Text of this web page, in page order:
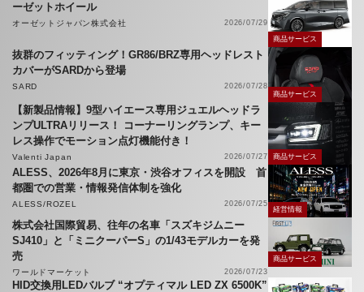
ーゼットホイール
オーゼットジャパン株式会社
2026/07/29
商品サービス
抜群のフィッティング！GR86/BRZ専用ヘッドレスト
カバーがSARDから登場
SARD
2026/07/28
商品サービス
【新製品情報】9型ハイエース専用ジュエルヘッドラ
ンプULTRAリリース！ コーナーリングランプ、キー
レス操作でモーション点灯機能付き！
Valenti Japan 2026/07/27 商品サービス
ALESS、2026年8月に東京・渋谷オフィスを開設 首
都圏での営業・情報発信体制を強化
ALESS/ROZEL 2026/07/25
経営情報
株式会社国際貿易、往年の名車「スズキジムニー
SJ410」と「ミニクーパーS」の1/43モデルカーを発
売
ワールドマーケット 2026/07/23
商品サービス
HID交換用LEDバルブ “オプティマル LED ZX 6500K”